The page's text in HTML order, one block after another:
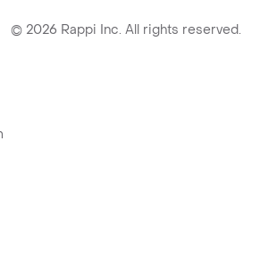
© 2026 Rappi Inc. All rights reserved.